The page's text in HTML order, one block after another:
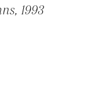
1993